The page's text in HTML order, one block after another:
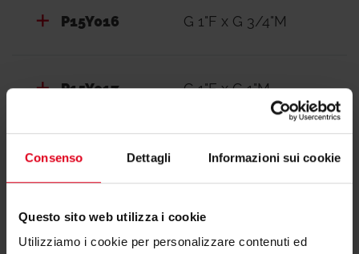
Consenso Dettagli Informazioni sui cookie
Questo sito web utilizza i cookie
Utilizziamo i cookie per personalizzare contenuti ed
P15Y016 G 1"F x G 3/4"M
P15Y017 G 1"F x G 1"M
Documentazione